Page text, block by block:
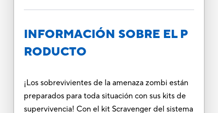
INFORMACIÓN SOBRE EL P
RODUCTO
¡Los sobrevivientes de la amenaza zombi están
preparados para toda situación con sus kits de
supervivencia! Con el kit Scravenger del sistema